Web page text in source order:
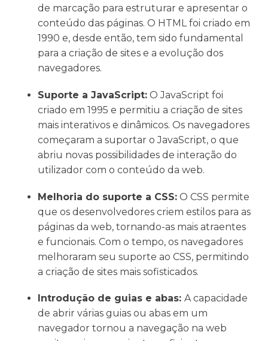
de marcação para estruturar e apresentar o
conteúdo das páginas. O HTML foi criado em
1990 e, desde então, tem sido fundamental
para a criação de sites e a evolução dos
navegadores.
Suporte a JavaScript:O JavaScript foi
criado em 1995 e permitiu a criação de sites
mais interativos e dinâmicos. Os navegadores
começaram a suportar o JavaScript, o que
abriu novas possibilidades de interação do
utilizador com o conteúdo da web.
Melhoria do suporte a CSS:O CSS permite
que os desenvolvedores criem estilos para as
páginas da web, tornando-as mais atraentes
e funcionais. Com o tempo, os navegadores
melhoraram seu suporte ao CSS, permitindo
a criação de sites mais sofisticados.
Introdução de guias e abas: A capacidade
de abrir várias guias ou abas em um
navegador tornou a navegação na web